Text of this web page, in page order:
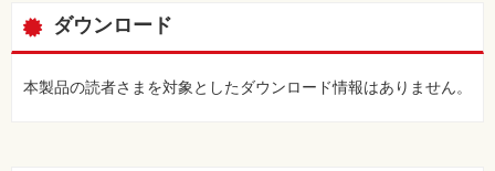
ダウンロード
本製品の読者さまを対象としたダウンロード情報はありません。